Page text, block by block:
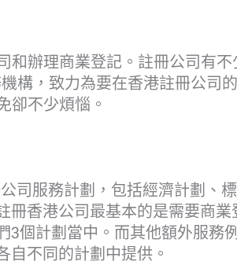
和辦理商業登記。註冊公司有不
構，致力為要在香港註冊公司
卻不少煩惱。
司服務計劃，包括經濟計劃、
香港公司最基本的是需要商業
3個計劃當中。而其他額外服務
不同的計劃中提供。